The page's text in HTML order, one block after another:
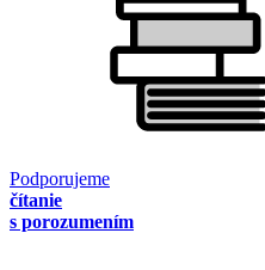
Podporujeme
čítanie
s porozumením